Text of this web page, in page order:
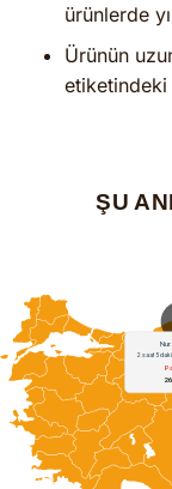
ürünlerde
Ürünün
etiketindeki
ŞU